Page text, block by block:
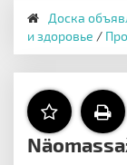
Доска
и здоровье /